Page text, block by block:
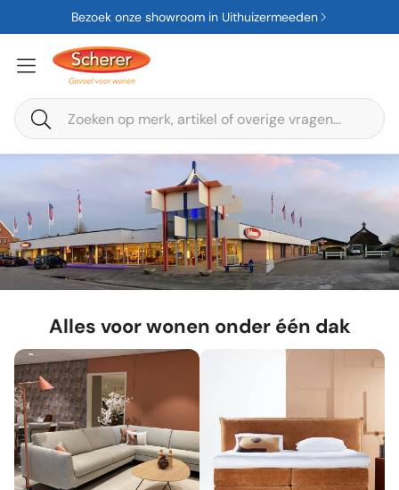
Bezoek onze showroom in Uithuizermeeden
Zoeken
Alles voor wonen onder één dak